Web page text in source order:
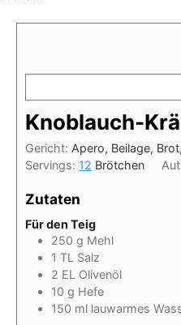
Knoblauch-
Gericht: Apero, Beilage,
Servings: 12 Brötchen
Zutaten
Für den Teig
250 g Mehl
1 TL Salz
2 EL Olivenöl
10 g Hefe
150 ml lauwarmes